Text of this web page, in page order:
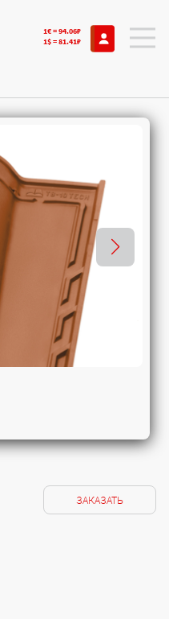
1€ = 94.06₽
1$ = 81.41₽
ЗАКАЗАТЬ